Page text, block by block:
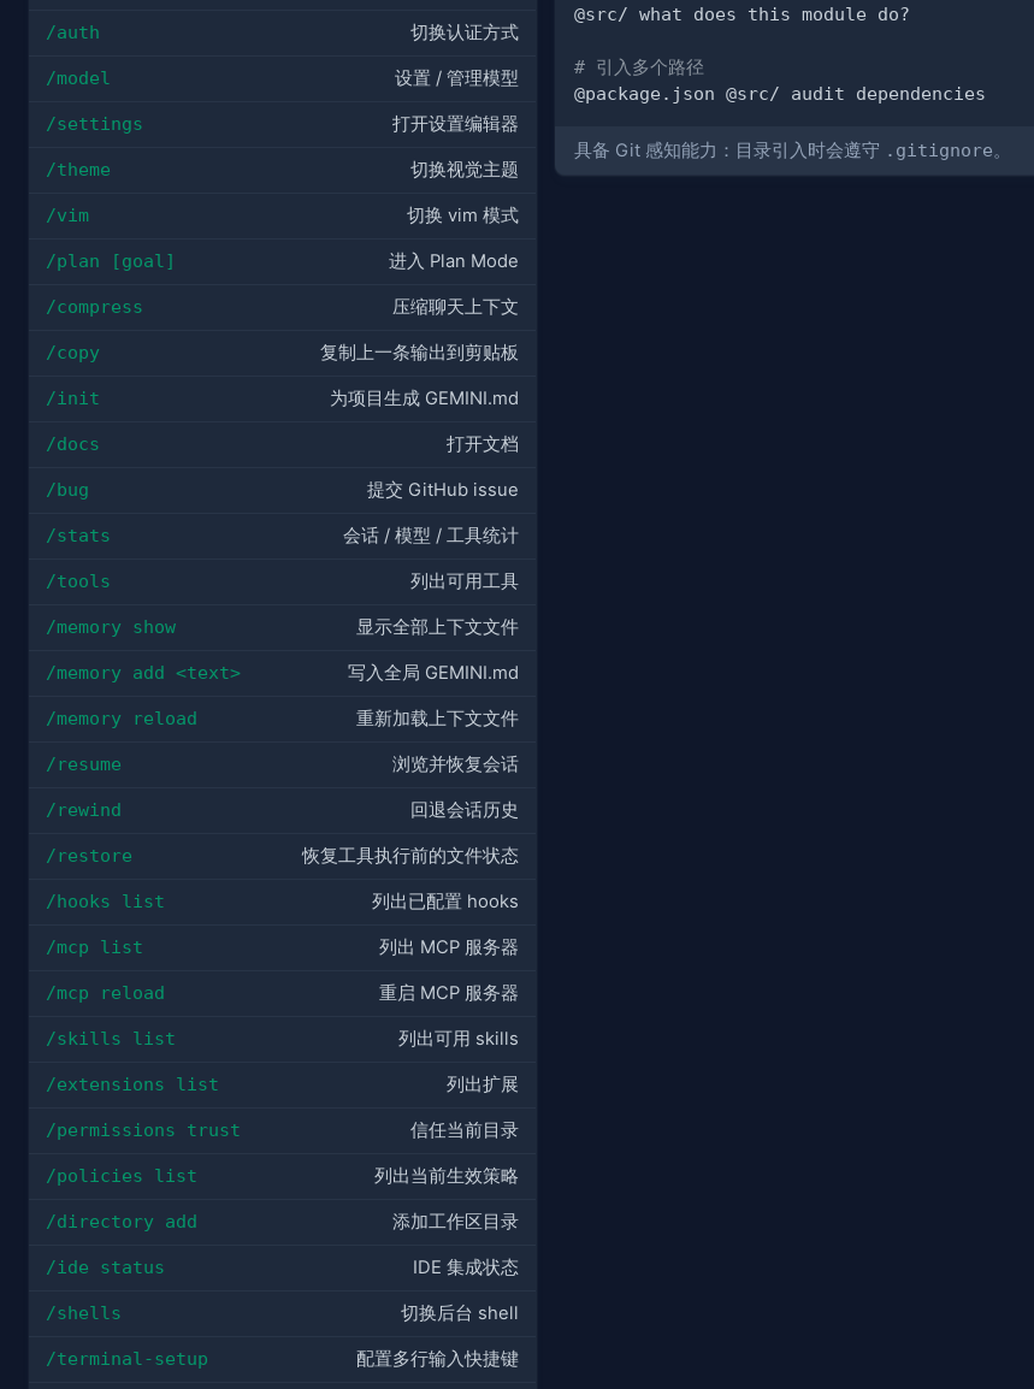
/auth 切换认证方式
/model 设置 / 管理模型
/settings 打开设置编辑器
/theme 切换视觉主题
/vim 切换 vim 模式
/plan [goal] 进入 Plan Mode
/compress 压缩聊天上下文
/copy 复制上一条输出到剪贴板
/init 为项目生成 GEMINI.md
/docs 打开文档
/bug 提交 GitHub issue
/stats 会话 / 模型 / 工具统计
/tools 列出可用工具
/memory show 显示全部上下文文件
/memory add <text> 写入全局 GEMINI.md
/memory reload 重新加载上下文文件
/resume 浏览并恢复会话
/rewind 回退会话历史
/restore 恢复工具执行前的文件状态
/hooks list 列出已配置 hooks
/mcp list 列出 MCP 服务器
/mcp reload 重启 MCP 服务器
/skills list 列出可用 skills
/extensions list 列出扩展
/permissions trust 信任当前目录
/policies list 列出当前生效策略
/directory add 添加工作区目录
/ide status IDE 集成状态
/shells 切换后台 shell
/terminal-setup 配置多行输入快捷键
# 引入多个路径
具备 Git 感知能力：目录引入时会遵守 .gitignore。